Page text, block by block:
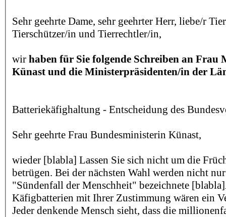
Sehr geehrte Dame, sehr geehrter Herr, liebe/r
Tierschützer/in und Tierrechtler/in,
wir haben für Sie folgende Schreiben an Frau
Künast und die Ministerpräsidenten/in der
Batteriekäfighaltung - Entscheidung des
Sehr geehrte Frau Bundesministerin Künast,
wieder [blabla] Lassen Sie sich nicht um die
betrügen. Bei der nächsten Wahl werden nicht
"Sündenfall der Menschheit" bezeichnete
Käfigbatterien mit Ihrer Zustimmung wären ein
Jeder denkende Mensch sieht, dass die